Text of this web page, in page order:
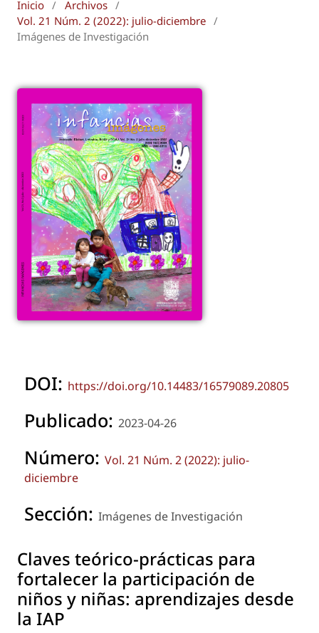
Inicio / Archivos /
Vol. 21 Núm. 2 (2022): julio-diciembre /
Imágenes de Investigación
DOI: https://doi.org/10.14483/16579089.20805
Publicado: 2023-04-26
Número: Vol. 21 Núm. 2 (2022): julio-
diciembre
Sección: Imágenes de Investigación
Claves teórico-prácticas para
fortalecer la participación de
niños y niñas: aprendizajes desde
la IAP